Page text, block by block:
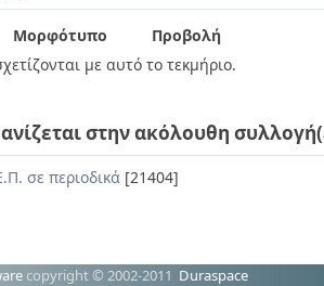
Μορφότυπο
Προβολή
με αυτό το τεκμήριο.
στην ακόλουθη
σε περιοδικά [21404]
copyright © 2002-2011 Duraspace